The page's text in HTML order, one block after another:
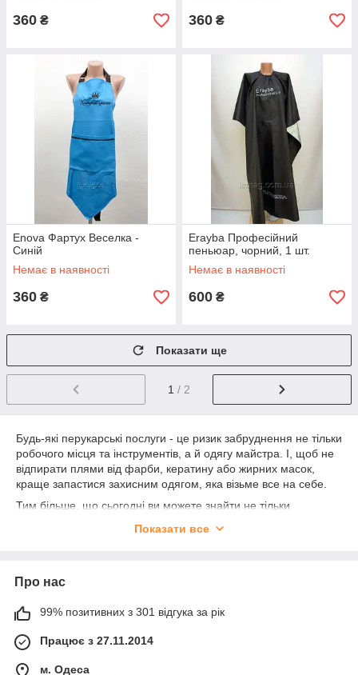
360 ₴ 360 ₴
Enova Фартух Веселка -
Синій
Немає в наявності
360 ₴
Erayba Професійний
пеньюар, чорний, 1 шт.
Немає в наявності
600 ₴
Показати ще
1 / 2
Будь-які перукарські послуги - це ризик забруднення не тільки
робочого місця та інструментів, а й одягу майстра. І, щоб не
відпирати плями від фарби, кератину або жирних масок,
краще запастися захисним одягом, яка візьме все на себе.
Тим більше, що сьогодні ви можете знайти не тільки
потрібний лад, покращує імідж вашого бренду і зважає на
Стильні фартухи і пеньюари для
перукарів - візитна картка салону
Про робочий одяг в салоні краси цілком можна судити про
респектабельність і серйозність закладу. Однакова форма у
всіх майстрів створює гармонію на робочому місці, виглядає
Показати все
Про нас
99% позитивних з 301 відгука за рік
Працює з 27.11.2014
м. Одеса